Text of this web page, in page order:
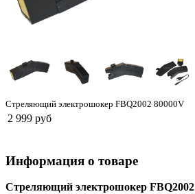
Стреляющий электрошокер FBQ2002 80000V
2 999 руб
Информация о товаре
Стреляющий электрошокер FBQ2002